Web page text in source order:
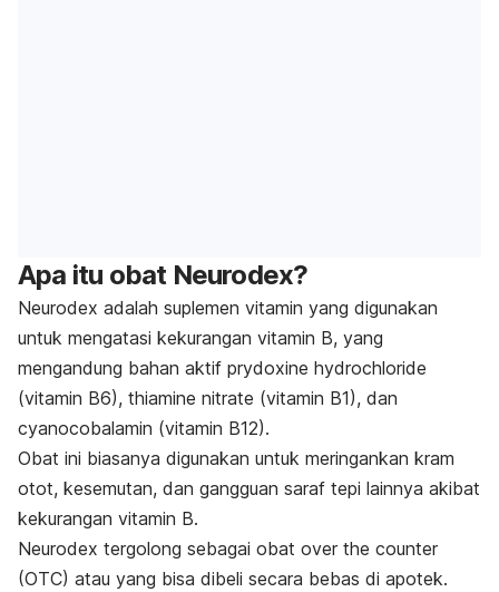
Apa itu obat Neurodex?
Neurodex adalah suplemen vitamin yang digunakan
untuk mengatasi kekurangan vitamin B, yang
mengandung bahan aktif prydoxine hydrochloride
(vitamin B6), thiamine nitrate (vitamin B1), dan
cyanocobalamin (vitamin B12).
Obat ini biasanya digunakan untuk meringankan kram
otot, kesemutan, dan gangguan saraf tepi lainnya akibat
kekurangan vitamin B.
Neurodex tergolong sebagai obat over the counter
(OTC) atau yang bisa dibeli secara bebas di apotek.